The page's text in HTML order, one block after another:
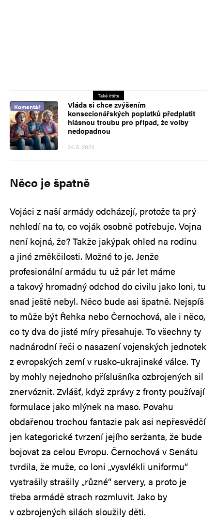
Také čtěte
Komentář
Vláda si chce zvýšením
konsecionářských poplatků předplatit
hlásnou troubu pro případ, že volby
nedopadnou
24. 5. 2024
Něco je špatně
Vojáci z naší armády odcházejí, protože ta prý
nehledí na to, co voják osobně potřebuje. Vojna
není kojná, že? Takže jakýpak ohled na rodinu
a jiné změkčilosti. Možné to je. Jenže
profesionální armádu tu už pár let máme
a takový hromadný odchod do civilu jako loni, tu
snad ještě nebyl. Něco bude asi špatně. Nejspíš
to může být Řehka nebo Černochová, ale i něco,
co ty dva do jisté míry přesahuje. To všechny ty
nadnárodní řeči o nasazení vojenských jednotek
z evropských zemí v rusko-ukrajinské válce. Ty
by mohly nejednoho příslušníka ozbrojených sil
znervóznit. Zvlášť, když zprávy z fronty používají
formulace jako mlýnek na maso. Povahu
obdařenou trochou fantazie pak asi nepřesvědčí
jen kategorické tvrzení jejího seržanta, že bude
bojovat za celou Evropu. Černochová v Senátu
tvrdila, že muže, co loni „vysvlékli uniformu“
vystrašily strašily „různé“ servery, a proto je
třeba armádě strach rozmluvit. Jako by
v ozbrojených silách sloužily děti.